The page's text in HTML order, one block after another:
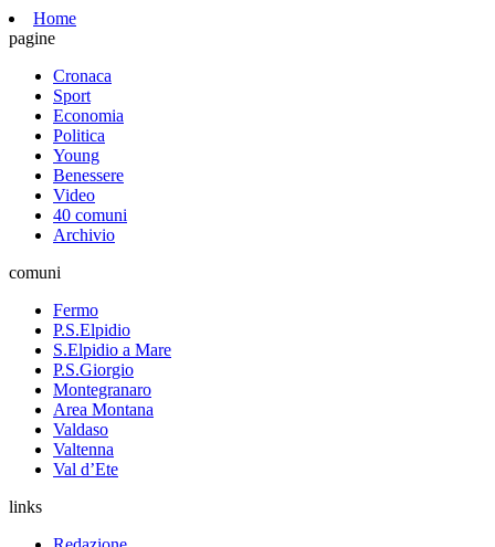
Home
pagine
Cronaca
Sport
Economia
Politica
Young
Benessere
Video
40 comuni
Archivio
comuni
Fermo
P.S.Elpidio
S.Elpidio a Mare
P.S.Giorgio
Montegranaro
Area Montana
Valdaso
Valtenna
Val d’Ete
links